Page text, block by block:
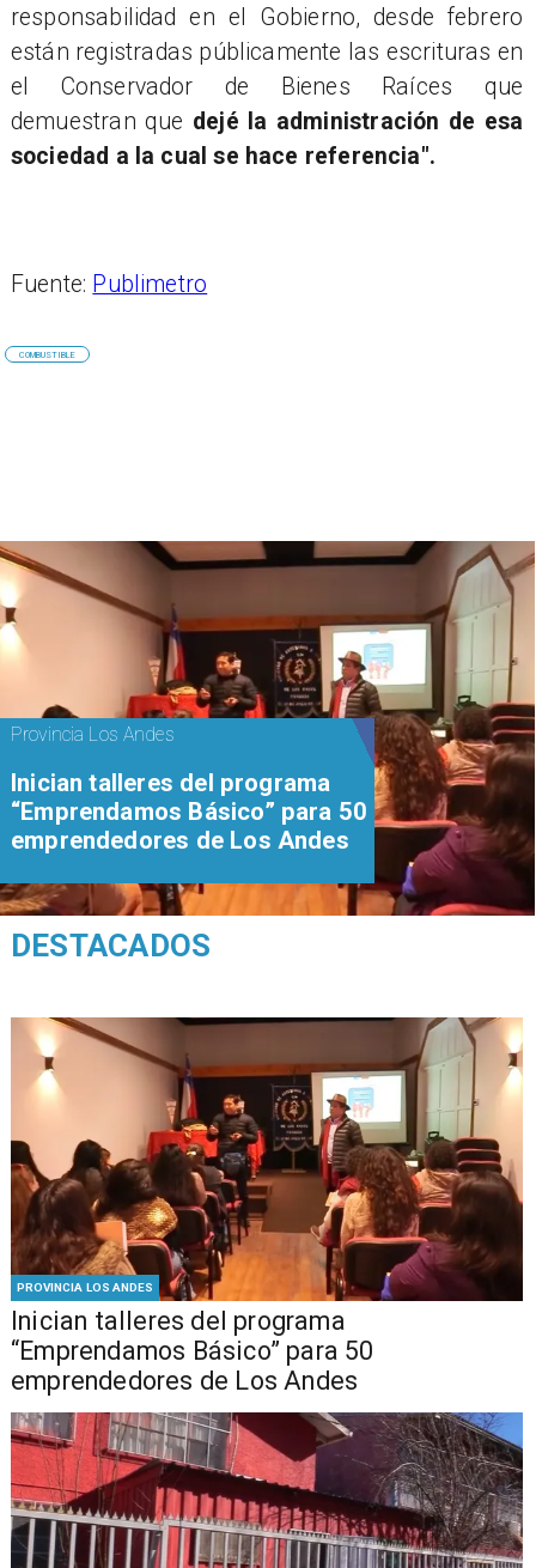
responsabilidad en el Gobierno, desde febrero
están registradas públicamente las escrituras en
el Conservador de Bienes Raíces que
demuestran que dejé la administración de esa
sociedad a la cual se hace referencia".
Fuente: Publimetro
COMBUSTIBLE
PROVINCIA LOS ANDES
Inician talleres del programa
“Emprendamos Básico” para 50
emprendedores de Los Andes
Provincia Los Andes
Inician talleres del programa
“Emprendamos Básico” para 50
emprendedores de Los Andes
DESTACADOS